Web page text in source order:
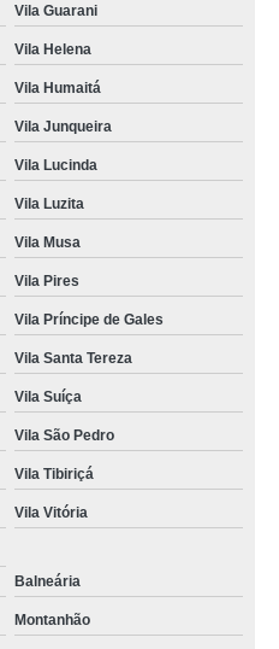
Vila Guarani
Vila Helena
Vila Humaitá
Vila Junqueira
Vila Lucinda
Vila Luzita
Vila Musa
Vila Pires
Vila Príncipe de Gales
Vila Santa Tereza
Vila Suíça
Vila São Pedro
Vila Tibiriçá
Vila Vitória
Balneária
Montanhão